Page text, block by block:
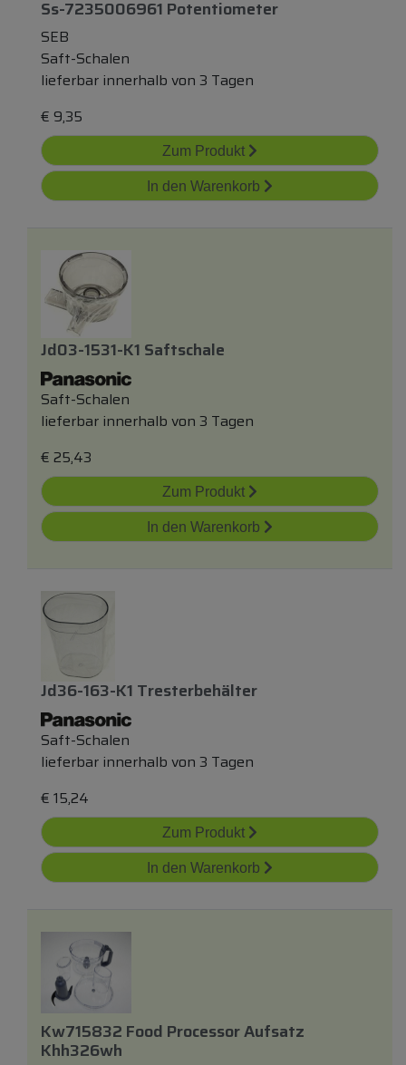
Ss-7235006961 Potentiometer
SEB
Saft-Schalen
lieferbar innerhalb von 3 Tagen
€ 9,35
Zum Produkt
In den Warenkorb
Jd03-1531-K1 Saftschale
Saft-Schalen
lieferbar innerhalb von 3 Tagen
€ 25,43
Zum Produkt
In den Warenkorb
Jd36-163-K1 Tresterbehälter
Saft-Schalen
lieferbar innerhalb von 3 Tagen
€ 15,24
Zum Produkt
In den Warenkorb
Kw715832 Food Processor Aufsatz
Khh326wh